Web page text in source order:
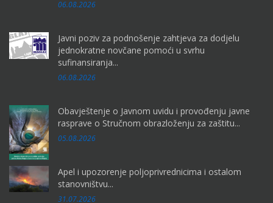
06.08.2026
Javni poziv za podnošenje zahtjeva za dodjelu
jednokratne novčane pomoći u svrhu
sufinansiranja...
06.08.2026
Obavještenje o Javnom uvidu i provođenju javne
rasprave o Stručnom obrazloženju za zaštitu...
05.08.2026
Apel i upozorenje poljoprivrednicima i ostalom
stanovništvu...
31.07.2026